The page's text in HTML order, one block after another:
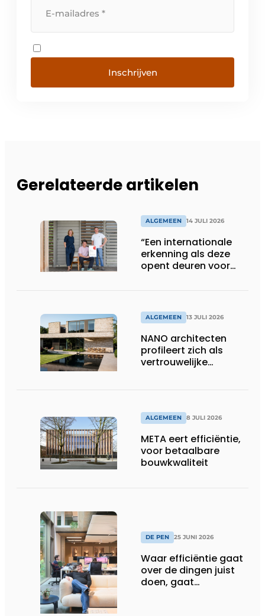
Inschrijven
Gerelateerde artikelen
ALGEMEEN 14 JULI 2026
“Een internationale
erkenning als deze
opent deuren voor
ALGEMEEN 13 JULI 2026
NANO architecten
profileert zich als
vertrouwelijke
ALGEMEEN 8 JULI 2026
META eert efficiëntie,
voor betaalbare
bouwkwaliteit
DE PEN 25 JUNI 2026
Waar efficiëntie gaat
over de dingen juist
doen, gaat